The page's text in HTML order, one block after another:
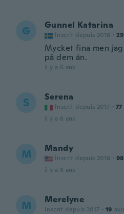
G Gunnel Katarina
Inscrit depuis 2018 ·
Mycket fina men
på dem än.
il y a 6 ans
S Serena
Inscrit depuis 2017 · 77
il y a 6 ans
M Mandy
Inscrit depuis 2016 · 98
il y a 6 ans
M Merelyne
Inscrit depuis 2017 · 19